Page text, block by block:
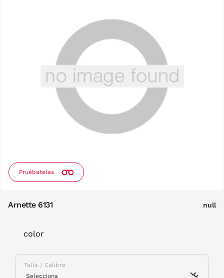
Pruébatelas
Arnette 6131 null
color
Talla / Calibre